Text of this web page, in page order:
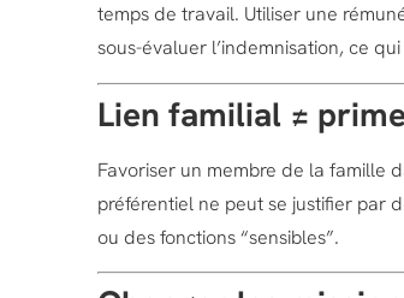
temps de travail. Utiliser une
sous-évaluer l’indemnisation, ce
Lien familial ≠
Favoriser un membre de la famille
préférentiel ne peut se justifier par
ou des fonctions “sensibles”.